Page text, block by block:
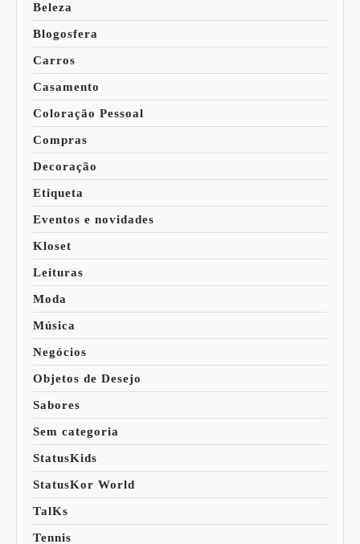
Beleza
Blogosfera
Carros
Casamento
Coloração Pessoal
Compras
Decoração
Etiqueta
Eventos e novidades
Kloset
Leituras
Moda
Música
Negócios
Objetos de Desejo
Sabores
Sem categoria
StatusKids
StatusKor World
TalKs
Tennis